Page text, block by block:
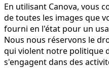
En utilisant Canova, vous
de toutes les images que
fourni en l'état pour un
Nous nous réservons le
qui violent notre politique
s'engagent dans des